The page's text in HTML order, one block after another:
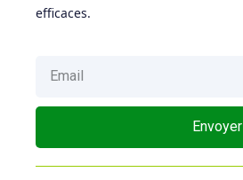
efficaces.
Envoyer